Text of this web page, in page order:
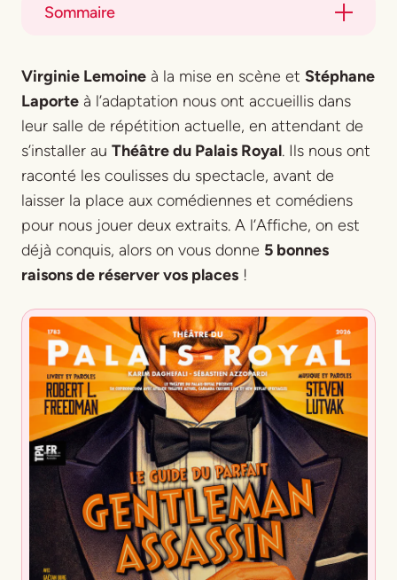
Sommaire
Title
Virginie Lemoine à la mise en scène et Stéphane
Laporte à l’adaptation nous ont accueillis dans
leur salle de répétition actuelle, en attendant de
s’installer au Théâtre du Palais Royal. Ils nous ont
raconté les coulisses du spectacle, avant de
laisser la place aux comédiennes et comédiens
pour nous jouer deux extraits. A l’Affiche, on est
déjà conquis, alors on vous donne 5 bonnes
raisons de réserver vos places !